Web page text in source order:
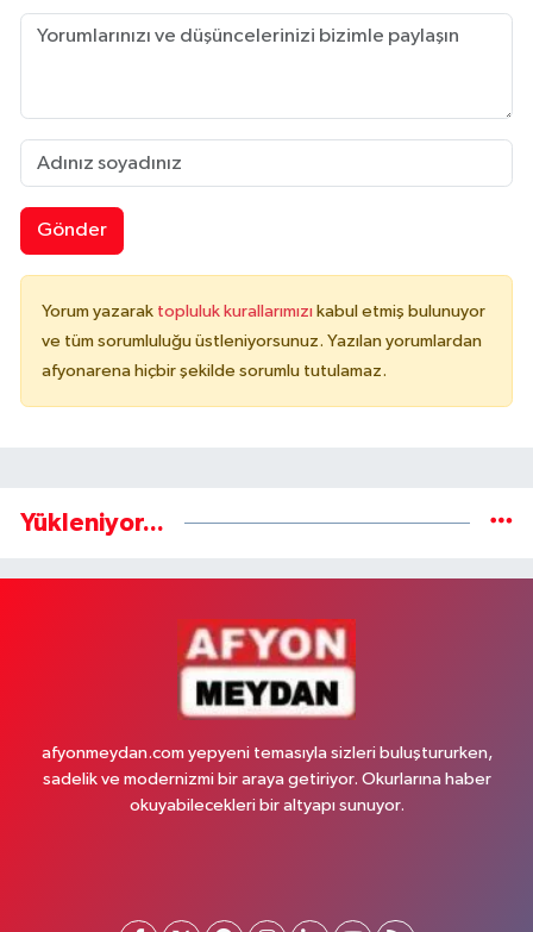
Gönder
Yorum yazarak topluluk kurallarımızı kabul etmiş bulunuyor
ve tüm sorumluluğu üstleniyorsunuz. Yazılan yorumlardan
afyonarena hiçbir şekilde sorumlu tutulamaz.
Yükleniyor...
afyonmeydan.com yepyeni temasıyla sizleri buluştururken,
sadelik ve modernizmi bir araya getiriyor. Okurlarına haber
okuyabilecekleri bir altyapı sunuyor.